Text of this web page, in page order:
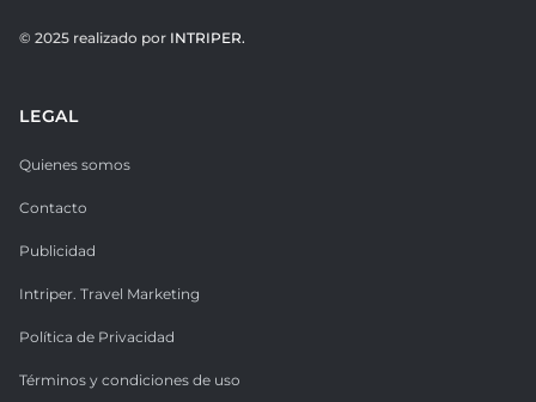
© 2025 realizado por INTRIPER.
LEGAL
Quienes somos
Contacto
Publicidad
Intriper. Travel Marketing
Política de Privacidad
Términos y condiciones de uso